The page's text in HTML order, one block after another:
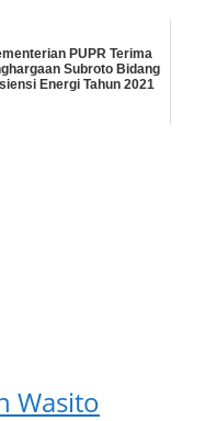
PUPR Terima
Subroto Bidang
Energi Tahun 2021
Wasito